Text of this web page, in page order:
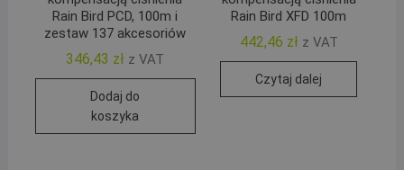
Rain Bird PCD, 100m i
zestaw 137 akcesoriów
346,43 zł z VAT
Dodaj do
koszyka
Rain Bird XFD 100m
442,46 zł z VAT
Czytaj dalej